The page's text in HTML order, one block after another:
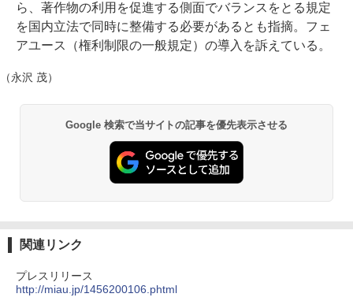
ら、著作物の利用を促進する側面でバランスをとる規定
を国内立法で同時に整備する必要があるとも指摘。フェ
アユース（権利制限の一般規定）の導入を訴えている。
（永沢 茂）
Google 検索で当サイトの記事を優先表示させる
関連リンク
プレスリリース
http://miau.jp/1456200106.phtml